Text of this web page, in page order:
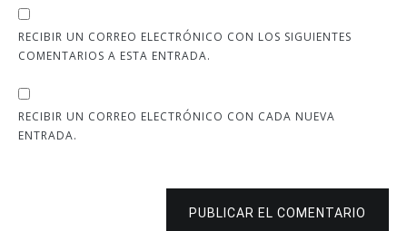
RECIBIR UN CORREO ELECTRÓNICO CON LOS SIGUIENTES
COMENTARIOS A ESTA ENTRADA.
RECIBIR UN CORREO ELECTRÓNICO CON CADA NUEVA
ENTRADA.
PUBLICAR EL COMENTARIO